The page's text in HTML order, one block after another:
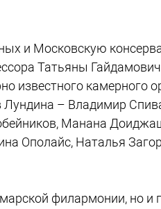
и Московскую
Татьяны Гайдамович
известного камерного
Лундина – Владимир
Манана
Ополайс, Наталья
филармонии, но и